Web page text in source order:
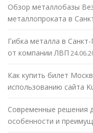
Обзор металлобазы
металлопроката в
Гибка металла в
от компании ЛВП
Как купить билет
использованию сайта
Современные решения
особенности и